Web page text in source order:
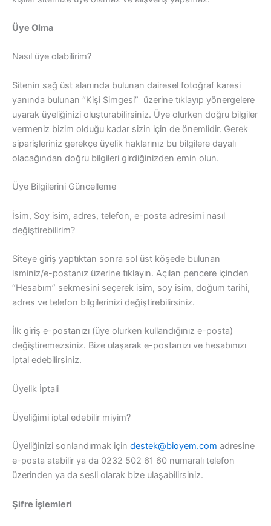
Üye Olma
Nasıl üye olabilirim?
Sitenin sağ üst alanında bulunan dairesel fotoğraf karesi
yanında bulunan “Kişi Simgesi” üzerine tıklayıp yönergelere
uyarak üyeliğinizi oluşturabilirsiniz. Üye olurken doğru bilgiler
vermeniz bizim olduğu kadar sizin için de önemlidir. Gerek
siparişleriniz gerekçe üyelik haklarınız bu bilgilere dayalı
olacağından doğru bilgileri girdiğinizden emin olun.
Üye Bilgilerini Güncelleme
İsim, Soy isim, adres, telefon, e-posta adresimi nasıl
değiştirebilirim?
Siteye giriş yaptıktan sonra sol üst köşede bulunan
isminiz/e-postanız üzerine tıklayın. Açılan pencere içinden
“Hesabım” sekmesini seçerek isim, soy isim, doğum tarihi,
adres ve telefon bilgilerinizi değiştirebilirsiniz.
İlk giriş e-postanızı (üye olurken kullandığınız e-posta)
değiştiremezsiniz. Bize ulaşarak e-postanızı ve hesabınızı
iptal edebilirsiniz.
Üyelik İptali
Üyeliğimi iptal edebilir miyim?
Üyeliğinizi sonlandırmak için destek@bioyem.com adresine
e-posta atabilir ya da 0232 502 61 60 numaralı telefon
üzerinden ya da sesli olarak bize ulaşabilirsiniz.
Şifre İşlemleri